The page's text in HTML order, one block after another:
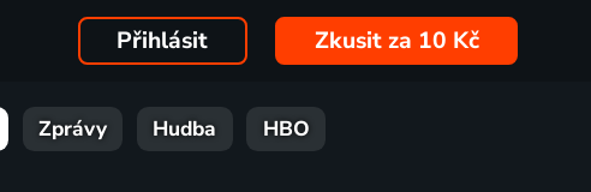
Přihlásit Zkusit za 10 Kč
Zprávy Hudba HBO